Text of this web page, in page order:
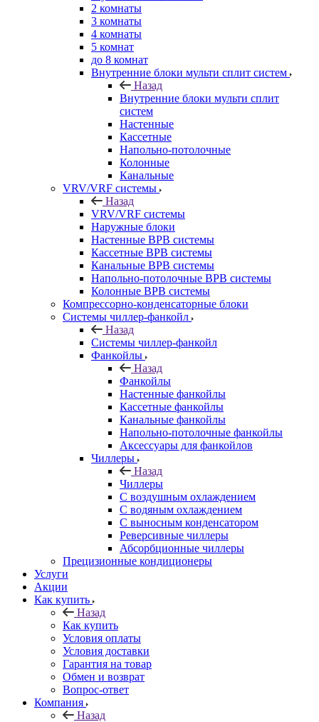
2 комнаты
3 комнаты
4 комнаты
5 комнат
до 8 комнат
Внутренние блоки мульти сплит систем
Назад
Внутренние блоки мульти сплит
систем
Настенные
Кассетные
Напольно-потолочные
Колонные
Канальные
VRV/VRF системы
Назад
VRV/VRF системы
Наружные блоки
Настенные ВРВ системы
Кассетные ВРВ системы
Канальные ВРВ системы
Напольно-потолочные ВРВ системы
Колонные ВРВ системы
Компрессорно-конденсаторные блоки
Системы чиллер-фанкойл
Назад
Системы чиллер-фанкойл
Фанкойлы
Назад
Фанкойлы
Настенные фанкойлы
Кассетные фанкойлы
Канальные фанкойлы
Напольно-потолочные фанкойлы
Аксессуары для фанкойлов
Чиллеры
Назад
Чиллеры
С воздушным охлаждением
С водяным охлаждением
С выносным конденсатором
Реверсивные чиллеры
Абсорбционные чиллеры
Прецизионные кондиционеры
Услуги
Акции
Как купить
Назад
Как купить
Условия оплаты
Условия доставки
Гарантия на товар
Обмен и возврат
Вопрос-ответ
Компания
Назад